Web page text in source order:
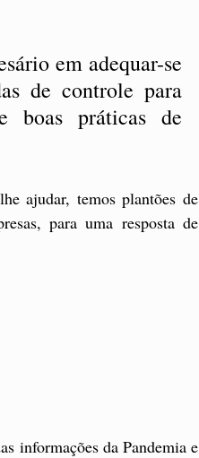
em adequar-se
de controle para
boas práticas de
ajudar, temos plantões de
para uma resposta de
informações da Pandemia e